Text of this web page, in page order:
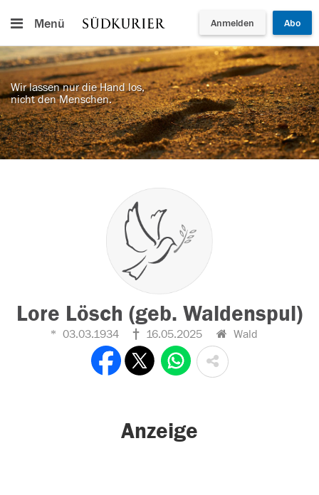
Menü Anmelden Abo
Wir lassen nur die Hand los,
nicht den Menschen.
Lore Lösch (geb. Waldenspul)
03.03.1934 16.05.2025 Wald
Anzeige